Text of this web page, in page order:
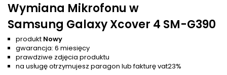
Wymiana Mikrofonu w
Samsung Galaxy Xcover 4 SM-G390
produkt Nowy
gwarancja: 6 miesięcy
prawdziwe zdjęcia produktu
na usługę otrzymujesz paragon lub fakturę vat23%